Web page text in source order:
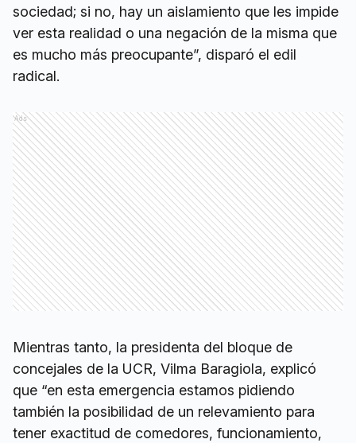
sociedad; si no, hay un aislamiento que les impide
ver esta realidad o una negación de la misma que
es mucho más preocupante”, disparó el edil
radical.
Ads
Mientras tanto, la presidenta del bloque de
concejales de la UCR, Vilma Baragiola, explicó
que “en esta emergencia estamos pidiendo
también la posibilidad de un relevamiento para
tener exactitud de comedores, funcionamiento,